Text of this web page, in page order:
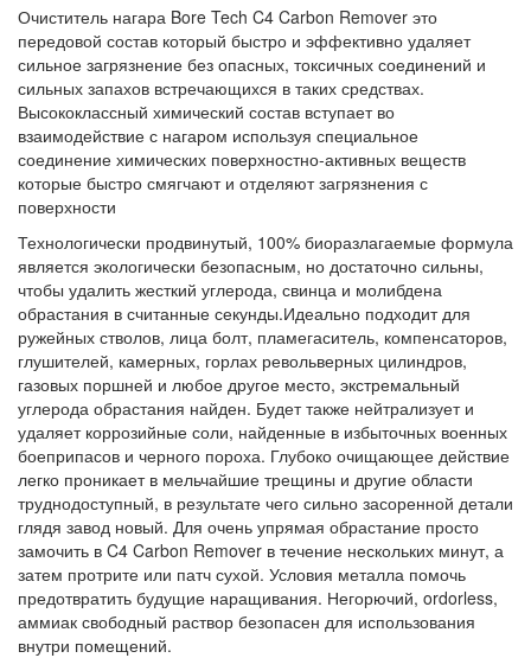
Очиститель нагара Bore Tech C4 Carbon Remover это
передовой состав который быстро и эффективно удаляет
сильное загрязнение без опасных, токсичных соединений и
сильных запахов встречающихся в таких средствах.
Высококлассный химический состав вступает во
взаимодействие с нагаром используя специальное
соединение химических поверхностно-активных веществ
которые быстро смягчают и отделяют загрязнения с
поверхности
Технологически продвинутый, 100% биоразлагаемые формула
является экологически безопасным, но достаточно сильны,
чтобы удалить жесткий углерода, свинца и молибдена
обрастания в считанные секунды.Идеально подходит для
ружейных стволов, лица болт, пламегаситель, компенсаторов,
глушителей, камерных, горлах револьверных цилиндров,
газовых поршней и любое другое место, экстремальный
углерода обрастания найден. Будет также нейтрализует и
удаляет коррозийные соли, найденные в избыточных военных
боеприпасов и черного пороха. Глубоко очищающее действие
легко проникает в мельчайшие трещины и другие области
труднодоступный, в результате чего сильно засоренной детали
глядя завод новый. Для очень упрямая обрастание просто
замочить в C4 Carbon Remover в течение нескольких минут, а
затем протрите или патч сухой. Условия металла помочь
предотвратить будущие наращивания. Негорючий, ordorless,
аммиак свободный раствор безопасен для использования
внутри помещений.